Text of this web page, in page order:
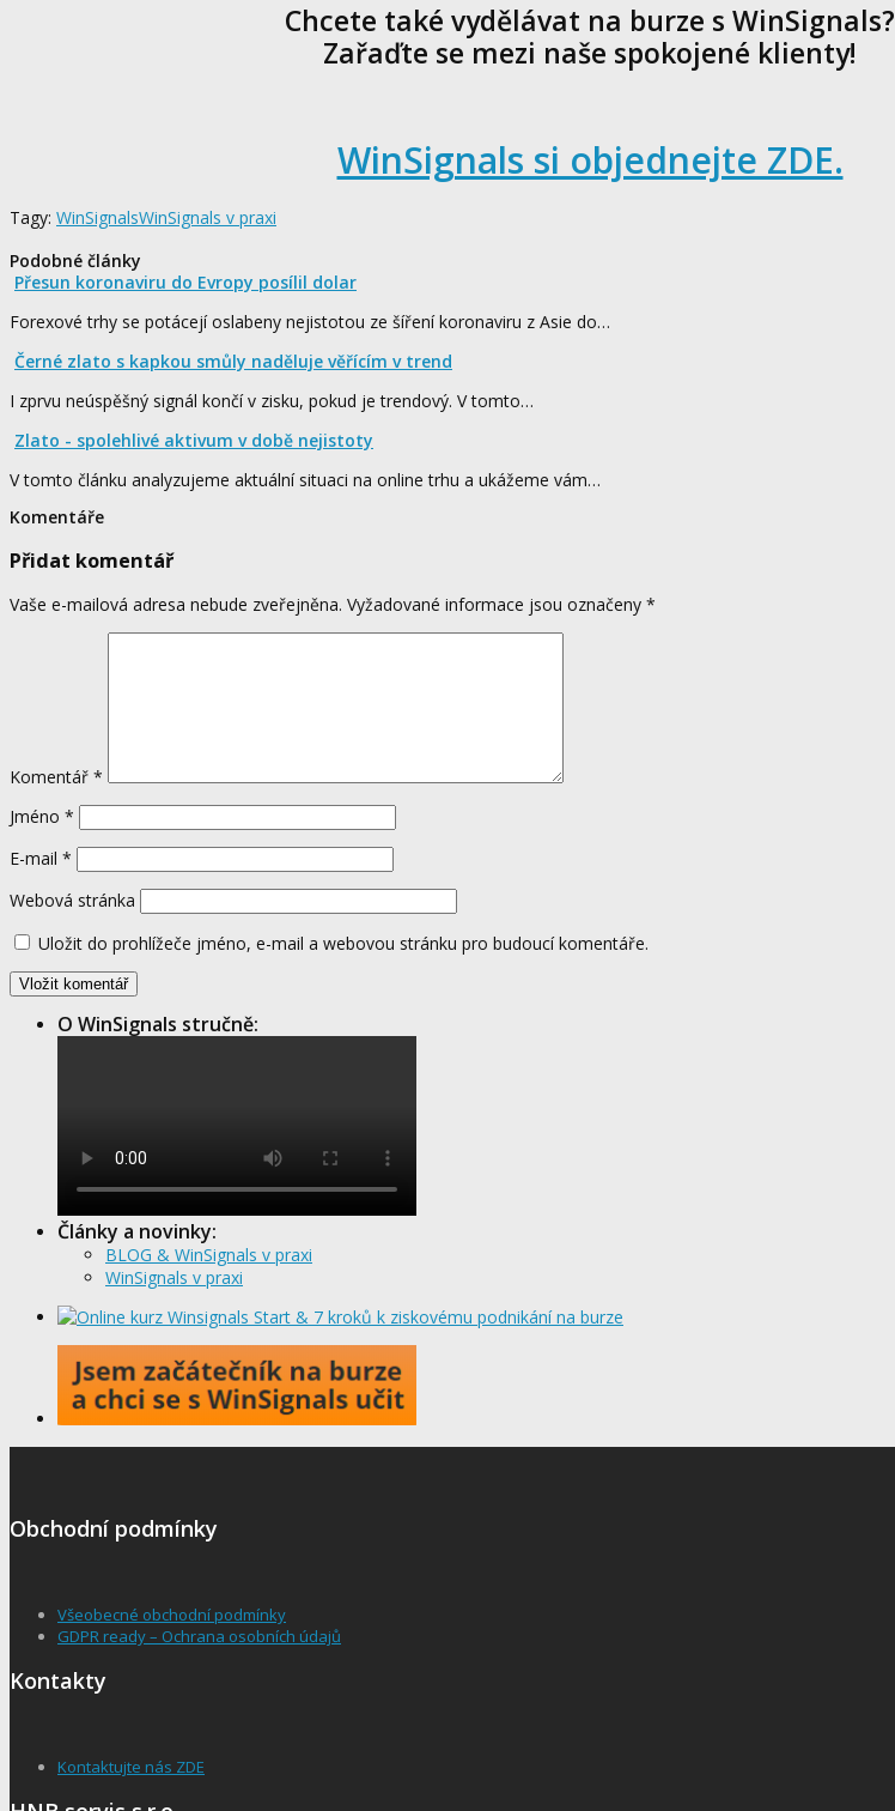
Chcete také vydělávat na burze s WinSignals?
Zařaďte se mezi naše spokojené klienty!
WinSignals si objednejte ZDE.
Tagy: WinSignalsWinSignals v praxi
Podobné články
Přesun koronaviru do Evropy posílil dolar
Forexové trhy se potácejí oslabeny nejistotou ze šíření koronaviru z Asie do…
Černé zlato s kapkou smůly naděluje věřícím v trend
I zprvu neúspěšný signál končí v zisku, pokud je trendový. V tomto…
Zlato - spolehlivé aktivum v době nejistoty
V tomto článku analyzujeme aktuální situaci na online trhu a ukážeme vám…
Komentáře
Přidat komentář
Vaše e-mailová adresa nebude zveřejněna. Vyžadované informace jsou označeny *
Komentář *
Jméno *
E-mail *
Webová stránka
Uložit do prohlížeče jméno, e-mail a webovou stránku pro budoucí komentáře.
O WinSignals stručně:
Články a novinky:
BLOG & WinSignals v praxi
WinSignals v praxi
Obchodní podmínky
Všeobecné obchodní podmínky
GDPR ready – Ochrana osobních údajů
Kontakty
Kontaktujte nás ZDE